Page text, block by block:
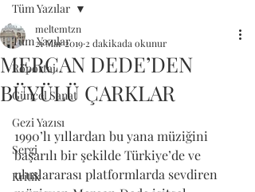
Tüm Yazılar
Röportaj
Güncel Sanat
Gezi Yazısı
Sergi
Kritik
Tüm Yazılar
MERCAN DEDE’DEN
BÜYÜLÜ ÇARKLAR
meltemtzn
21 Mar 2019 2 dakikada okunur
1990’lı yıllardan bu yana müziğini
başarılı bir şekilde Türkiye’de ve
uluslararası platformlarda sevdiren